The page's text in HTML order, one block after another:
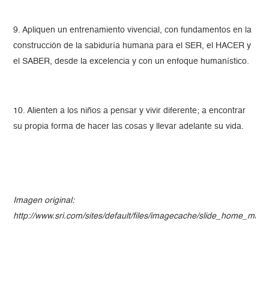
9. Apliquen un entrenamiento vivencial, con fundamentos en la
construcción de la sabiduría humana para el SER, el HACER y
el SABER, desde la excelencia y con un enfoque humanístico.
10. Alienten a los niños a pensar y vivir diferente; a encontrar
su propia forma de hacer las cosas y llevar adelante su vida.
Imagen original:
http://www.sri.com/sites/default/files/imagecache/